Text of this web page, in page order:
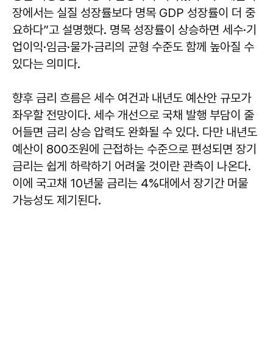
장에서는 실질 성장률보다 명목 GDP 성장률이 더 중
요하다”고 설명했다. 명목 성장률이 상승하면 세수·기
업이익·임금·물가·금리의 균형 수준도 함께 높아질 수
있다는 의미다.
향후 금리 흐름은 세수 여건과 내년도 예산안 규모가
좌우할 전망이다. 세수 개선으로 국채 발행 부담이 줄
어들면 금리 상승 압력도 완화될 수 있다. 다만 내년도
예산이 800조원에 근접하는 수준으로 편성되면 장기
금리는 쉽게 하락하기 어려울 것이란 관측이 나온다.
이에 국고채 10년물 금리는 4%대에서 장기간 머물
가능성도 제기된다.